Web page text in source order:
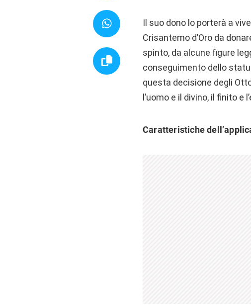
Il suo dono lo porterà a
Crisantemo d’Oro da
spinto, da alcune figure
conseguimento dello
questa decisione degli
l’uomo e il divino, il finito e
Caratteristiche